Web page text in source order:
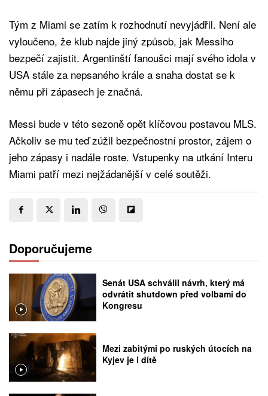
Tým z Miami se zatím k rozhodnutí nevyjádřil. Není ale
vyloučeno, že klub najde jiný způsob, jak Messiho
bezpečí zajistit. Argentinští fanoušci mají svého idola v
USA stále za nepsaného krále a snaha dostat se k
němu při zápasech je značná.
Messi bude v této sezoně opět klíčovou postavou MLS.
Ačkoliv se mu teď zúžil bezpečnostní prostor, zájem o
jeho zápasy i nadále roste. Vstupenky na utkání Interu
Miami patří mezi nejžádanější v celé soutěži.
Doporučujeme
Senát USA schválil návrh, který má
odvrátit shutdown před volbami do
Kongresu
Mezi zabitými po ruských útocích na
Kyjev je i dítě